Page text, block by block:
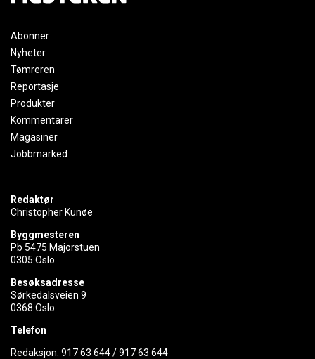
Abonner
Nyheter
Tømreren
Reportasje
Produkter
Kommentarer
Magasiner
Jobbmarked
Redaktør
Christopher Kunøe
Byggmesteren
Pb 5475 Majorstuen
0305 Oslo
Besøksadresse
Sørkedalsveien 9
0368 Oslo
Telefon
Redaksjon: 917 63 644/917 63 644